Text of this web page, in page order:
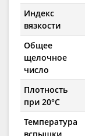
Индекс
вязкости
Общее
щелочное
число
Плотность
при 20°C
Температура